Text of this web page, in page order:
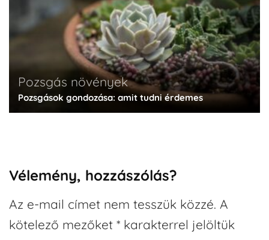
Pozsgás növények
Pozsgások gondozása: amit tudni érdemes
Vélemény, hozzászólás?
Az e-mail címet nem tesszük közzé. A
kötelező mezőket * karakterrel jelöltük